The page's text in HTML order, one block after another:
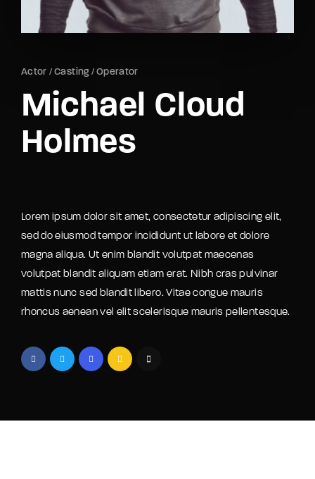
Actor Casting Operator
Michael Cloud
Holmes
Lorem ipsum dolor sit amet, consectetur adipiscing elit,
sed do eiusmod tempor incididunt ut labore et dolore
magna aliqua. Ut enim blandit volutpat maecenas
volutpat blandit aliquam etiam erat. Nibh cras pulvinar
mattis nunc sed blandit libero. Vitae congue mauris
rhoncus aenean vel elit scelerisque mauris pellentesque.